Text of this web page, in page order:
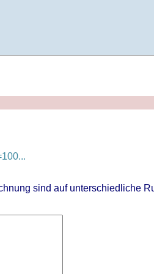
sind auf unterschiedliche